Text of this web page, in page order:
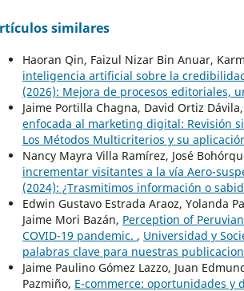
similares
Haoran Qin, Faizul Nizar Bin Anuar,
inteligencia artificial sobre la
(2026): Mejora de procesos editoriales,
Jaime Portilla Chagna, David Ortiz
enfocada al marketing digital: Revisión
Los Métodos Multicriterios y su
Nancy Mayra Villa Ramírez, José
incrementar visitantes a la vía Aero-
(2024): ¿Trasmitimos información o
Edwin Gustavo Estrada Araoz, Yolanda
Jaime Mori Bazán, Perception of
COVID-19 pandemic. , Universidad y
palabras clave para nuestras
Jaime Paulino Gómez Lazzo, Juan
Pazmiño, E-commerce: oportunidades y